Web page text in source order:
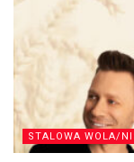
STALOWA WOLA/